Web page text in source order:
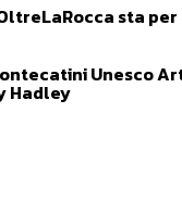
sta
Unesco
Hadley